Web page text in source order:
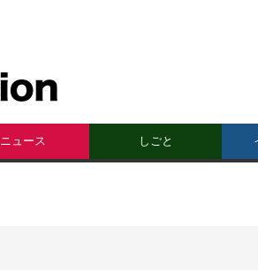
ニュース しごと